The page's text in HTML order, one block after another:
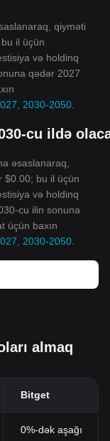
qiyməti
il üçün
və holdinq
qədər 2027
2030-2050
cu ildə
əsaslanaraq,
$0.00; bu il üçün
və holdinq
cu ilin sonuna
üçün baxın
2030-2050
almaq
Bitget
0%-dək aşağı